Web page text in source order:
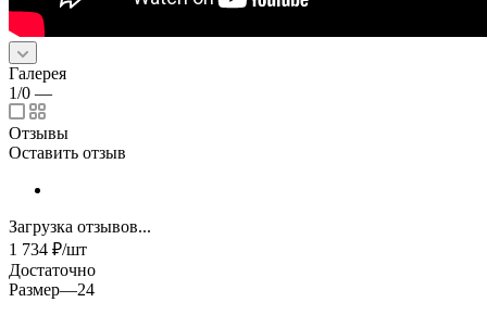
Галерея
1/0 —
Отзывы
Оставить отзыв
Загрузка отзывов...
1 734 ₽/шт
Достаточно
Размер—24